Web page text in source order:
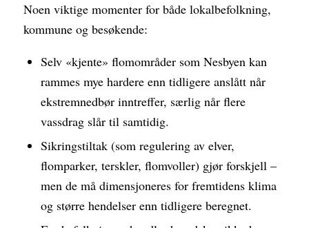
Noen viktige momenter for både lokalbefolkning,
kommune og besøkende:
Selv «kjente» flomområder som Nesbyen kan
rammes mye hardere enn tidligere anslått når
ekstremnedbør inntreffer, særlig når flere
vassdrag slår til samtidig.
Sikringstiltak (som regulering av elver,
flomparker, terskler, flomvoller) gjør forskjell –
men de må dimensjoneres for fremtidens klima
og større hendelser enn tidligere beregnet.